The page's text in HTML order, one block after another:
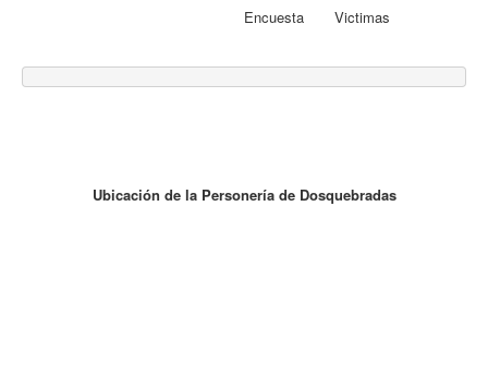
Encuesta Victimas
Ubicación de la Personería de Dosquebradas